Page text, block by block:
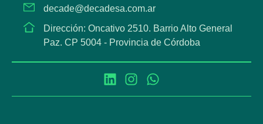
decade@decadesa.com.ar
Dirección: Oncativo 2510. Barrio Alto General
Paz. CP 5004 - Provincia de Córdoba